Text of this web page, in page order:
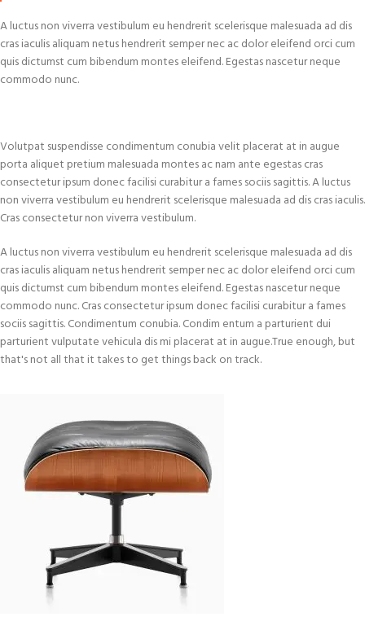
A luctus non viverra vestibulum eu hendrerit scelerisque malesuada ad dis
cras iaculis aliquam netus hendrerit semper nec ac dolor eleifend orci cum
quis dictumst cum bibendum montes eleifend. Egestas nascetur neque
commodo nunc.
Volutpat suspendisse condimentum conubia velit placerat at in augue
porta aliquet pretium malesuada montes ac nam ante egestas cras
consectetur ipsum donec facilisi curabitur a fames sociis sagittis. A luctus
non viverra vestibulum eu hendrerit scelerisque malesuada ad dis cras iaculis.
Cras consectetur non viverra vestibulum.
A luctus non viverra vestibulum eu hendrerit scelerisque malesuada ad dis
cras iaculis aliquam netus hendrerit semper nec ac dolor eleifend orci cum
quis dictumst cum bibendum montes eleifend. Egestas nascetur neque
commodo nunc. Cras consectetur ipsum donec facilisi curabitur a fames
sociis sagittis. Condimentum conubia. Condim entum a parturient dui
parturient vulputate vehicula dis mi placerat at in augue.True enough, but
that's not all that it takes to get things back on track.